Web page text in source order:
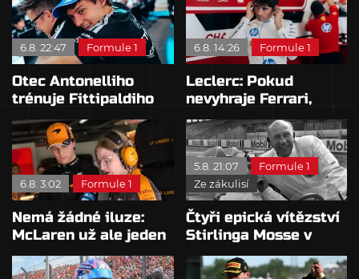
6.8. 22:47 Formule 1
Otec Antonelliho
trénuje Fittipaldiho
syna: Brazilec
vychvaluje lídra
6.8. 14:26 Formule 1
Leclerc: Pokud
nevyhraje Ferrari,
přeji titul
Antonellimu
6.8. 3:02 Formule 1
Nemá žádné iluze:
McLaren už ale jeden
návrat ze dna dokázal
5.8. 21:07
Formule 1
Ze zákulisí
Čtyři epická vítězství
Stirlinga Mosse v
motorsportu